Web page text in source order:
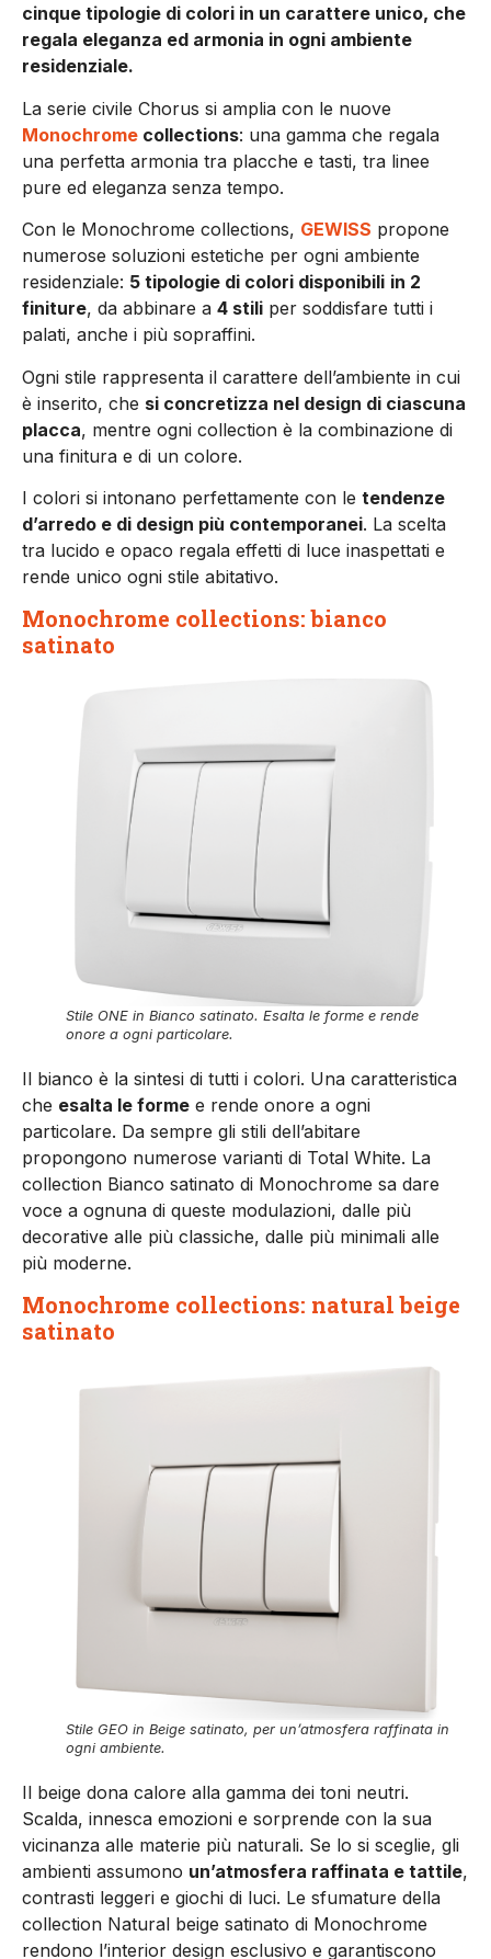
cinque tipologie di colori in un carattere unico, che
regala eleganza ed armonia in ogni ambiente
residenziale.
La serie civile Chorus si amplia con le nuove
Monochrome collections: una gamma che regala
una perfetta armonia tra placche e tasti, tra linee
pure ed eleganza senza tempo.
Con le Monochrome collections, GEWISS propone
numerose soluzioni estetiche per ogni ambiente
residenziale: 5 tipologie di colori disponibili in 2
finiture, da abbinare a 4 stili per soddisfare tutti i
palati, anche i più sopraffini.
Ogni stile rappresenta il carattere dell’ambiente in cui
è inserito, che si concretizza nel design di ciascuna
placca, mentre ogni collection è la combinazione di
una finitura e di un colore.
I colori si intonano perfettamente con le tendenze
d’arredo e di design più contemporanei. La scelta
tra lucido e opaco regala effetti di luce inaspettati e
rende unico ogni stile abitativo.
Monochrome collections: bianco
satinato
Stile ONE in Bianco satinato. Esalta le forme e rende
onore a ogni particolare.
Il bianco è la sintesi di tutti i colori. Una caratteristica
che esalta le forme e rende onore a ogni
particolare. Da sempre gli stili dell’abitare
propongono numerose varianti di Total White. La
collection Bianco satinato di Monochrome sa dare
voce a ognuna di queste modulazioni, dalle più
decorative alle più classiche, dalle più minimali alle
più moderne.
Monochrome collections: natural beige
satinato
Stile GEO in Beige satinato, per un’atmosfera raffinata in
ogni ambiente.
Il beige dona calore alla gamma dei toni neutri.
Scalda, innesca emozioni e sorprende con la sua
vicinanza alle materie più naturali. Se lo si sceglie, gli
ambienti assumono un’atmosfera raffinata e tattile,
contrasti leggeri e giochi di luci. Le sfumature della
collection Natural beige satinato di Monochrome
rendono l’interior design esclusivo e garantiscono